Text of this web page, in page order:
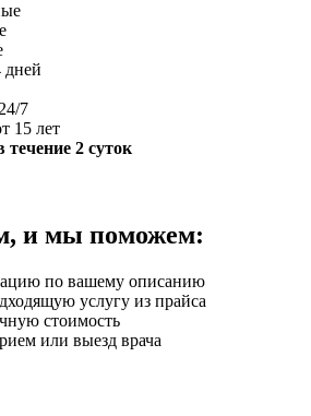
дней
7
15 лет
течение 2 суток
и мы поможем:
по вашему описанию
услугу из прайса
стоимость
или выезд врача